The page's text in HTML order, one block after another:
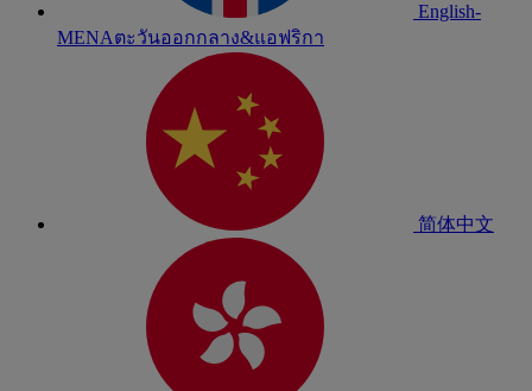
English-
MENAตะวันออกกลาง&แอฟริกา
简体中文